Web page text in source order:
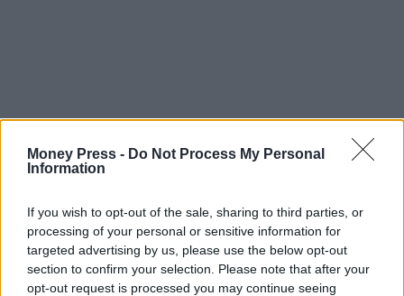
Money Press - Do Not Process My Personal
Information
If you wish to opt-out of the sale, sharing to third parties, or
processing of your personal or sensitive information for
targeted advertising by us, please use the below opt-out
section to confirm your selection. Please note that after your
opt-out request is processed you may continue seeing